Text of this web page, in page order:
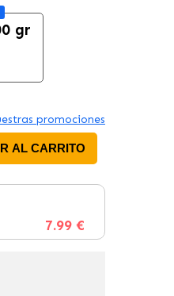
gr
promociones
AL CARRITO
7.99 €